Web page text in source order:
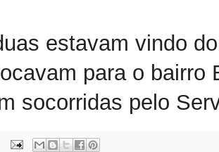
estavam vindo
para o bairro
socorridas pelo